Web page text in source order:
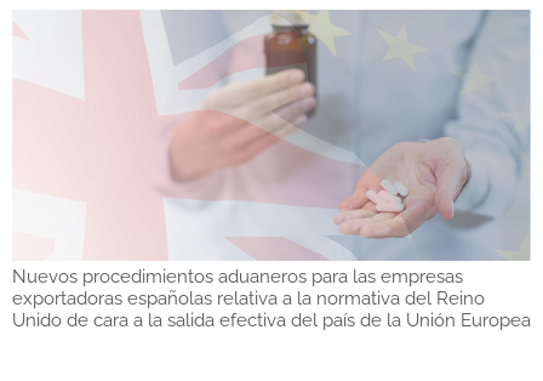
Nuevos procedimientos aduaneros para las empresas
exportadoras españolas relativa a la normativa del Reino
Unido de cara a la salida efectiva del país de la Unión Europea